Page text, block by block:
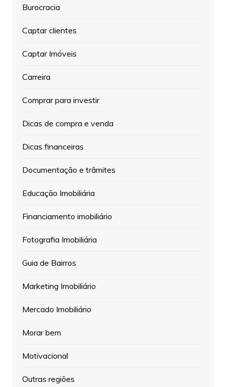
Burocracia
Captar clientes
Captar Imóveis
Carreira
Comprar para investir
Dicas de compra e venda
Dicas financeiras
Documentação e trâmites
Educação Imobiliária
Financiamento imobiliário
Fotografia Imobiliária
Guia de Bairros
Marketing Imobiliário
Mercado Imobiliário
Morar bem
Motivacional
Outras regiões